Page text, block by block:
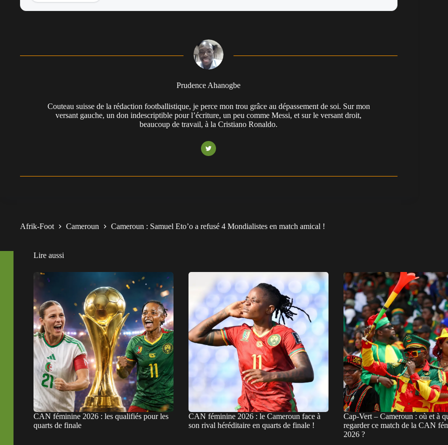
Prudence Ahanogbe
Couteau suisse de la rédaction footballistique, je perce mon trou grâce au dépassement de soi. Sur mon
versant gauche, un don indescriptible pour l’écriture, un peu comme Messi, et sur le versant droit,
beaucoup de travail, à la Cristiano Ronaldo.
Afrik-Foot Cameroun Cameroun : Samuel Eto’o a refusé 4 Mondialistes en match amical !
Lire aussi
CAN féminine 2026 : les qualifiés pour les
quarts de finale
CAN féminine 2026 : le Cameroun face à
son rival héréditaire en quarts de finale !
Cap-Vert – Cameroun : où et à
regarder ce match de la CAN
2026 ?